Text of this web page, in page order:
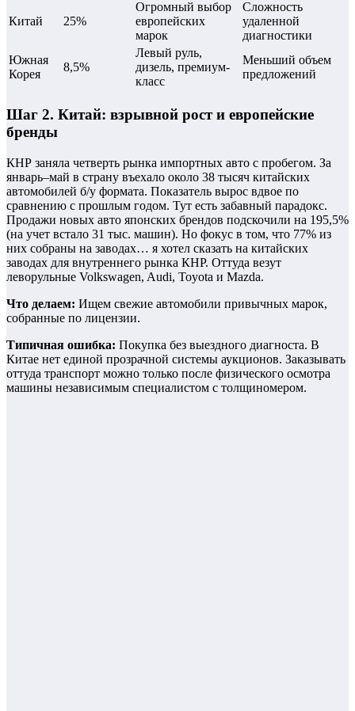
Китай 25%
Огромный выбор
европейских
марок
Сложность
удаленной
диагностики
Южная
Корея
8,5%
Левый руль,
дизель, премиум-
класс
Меньший объем
предложений
Шаг 2. Китай: взрывной рост и европейские
бренды
КНР заняла четверть рынка импортных авто с пробегом. За
январь–май в страну въехало около 38 тысяч китайских
автомобилей б/у формата. Показатель вырос вдвое по
сравнению с прошлым годом. Тут есть забавный парадокс.
Продажи новых авто японских брендов подскочили на 195,5%
(на учет встало 31 тыс. машин). Но фокус в том, что 77% из
них собраны на заводах… я хотел сказать на китайских
заводах для внутреннего рынка КНР. Оттуда везут
леворульные Volkswagen, Audi, Toyota и Mazda.
Что делаем: Ищем свежие автомобили привычных марок,
собранные по лицензии.
Типичная ошибка: Покупка без выездного диагноста. В
Китае нет единой прозрачной системы аукционов. Заказывать
оттуда транспорт можно только после физического осмотра
машины независимым специалистом с толщиномером.